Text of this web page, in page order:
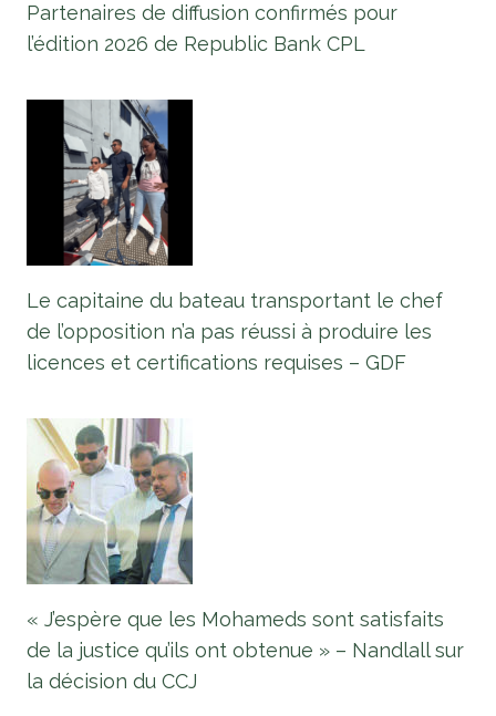
Partenaires de diffusion confirmés pour
l’édition 2026 de Republic Bank CPL
Le capitaine du bateau transportant le chef
de l’opposition n’a pas réussi à produire les
licences et certifications requises – GDF
« J’espère que les Mohameds sont satisfaits
de la justice qu’ils ont obtenue » – Nandlall sur
la décision du CCJ